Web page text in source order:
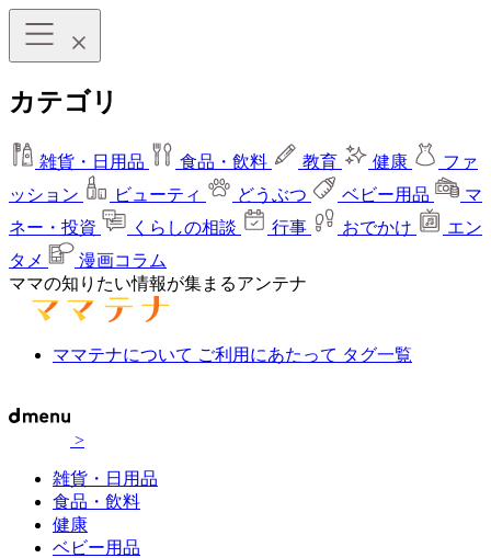
カテゴリ
雑貨・日用品 食品・飲料 教育 健康
ファ
ッション
ビューティ どうぶつ ベビー用品
マ
ネー・投資
くらしの相談 行事 おでかけ
エン
タメ
漫画コラム
ママの知りたい情報が集まるアンテナ
ママテナについて ご利用にあたって タグ一覧
>
雑貨・日用品
食品・飲料
健康
ベビー用品